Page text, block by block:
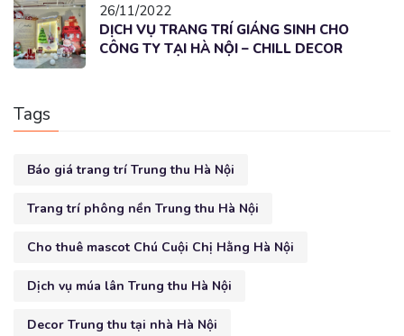
26/11/2022
DỊCH VỤ TRANG TRÍ GIÁNG SINH CHO
CÔNG TY TẠI HÀ NỘI – CHILL DECOR
Tags
Báo giá trang trí Trung thu Hà Nội
Trang trí phông nền Trung thu Hà Nội
Cho thuê mascot Chú Cuội Chị Hằng Hà Nội
Dịch vụ múa lân Trung thu Hà Nội
Decor Trung thu tại nhà Hà Nội